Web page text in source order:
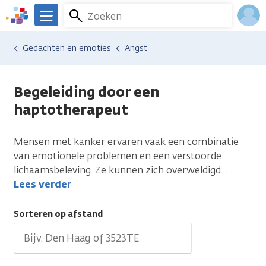
Overslaan
en
naar
We
er
Kanker.nl
Zoeken
Menu
Hulp en ondersteuning
Vind hulp bij kanker
Gedachten en emoties Angst
Begeleiding door een
haptotherapeut
Mensen met kanker ervaren vaak een combinatie
van emotionele problemen en een verstoorde
lichaamsbeleving. Ze kunnen zich overweldigd…
Lees verder
Sorteren op afstand